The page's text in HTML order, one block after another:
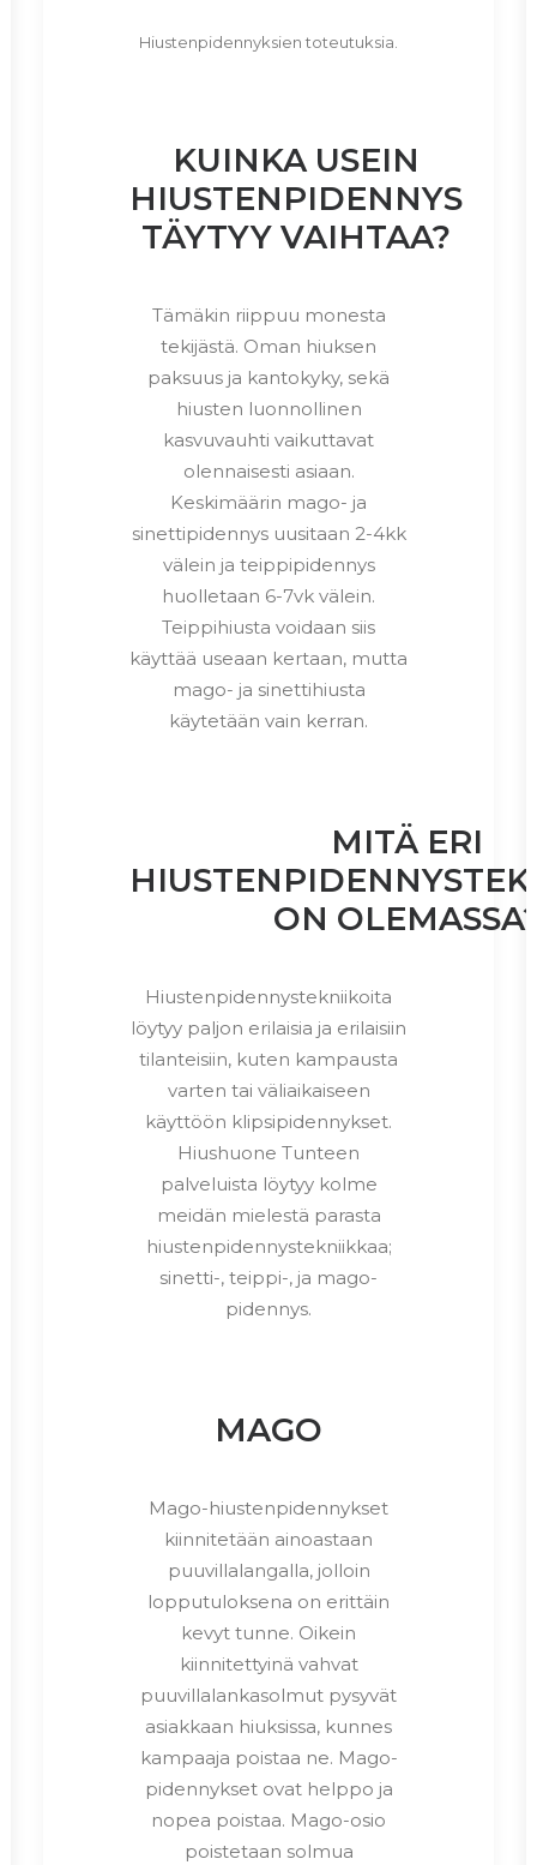
Hiustenpidennyksien toteutuksia.
KUINKA USEIN
HIUSTENPIDENNYS
TÄYTYY VAIHTAA?
Tämäkin riippuu monesta
tekijästä. Oman hiuksen
paksuus ja kantokyky, sekä
hiusten luonnollinen
kasvuvauhti vaikuttavat
olennaisesti asiaan.
Keskimäärin mago- ja
sinettipidennys uusitaan 2-4kk
välein ja teippipidennys
huolletaan 6-7vk välein.
Teippihiusta voidaan siis
käyttää useaan kertaan, mutta
mago- ja sinettihiusta
käytetään vain kerran.
MITÄ ERI
ON
Hiustenpidennystekniikoita
löytyy paljon erilaisia ja erilaisiin
tilanteisiin, kuten kampausta
varten tai väliaikaiseen
käyttöön klipsipidennykset.
Hiushuone Tunteen
palveluista löytyy kolme
meidän mielestä parasta
hiustenpidennystekniikkaa;
sinetti-, teippi-, ja mago-
pidennys.
MAGO
Mago-hiustenpidennykset
kiinnitetään ainoastaan
puuvillalangalla, jolloin
lopputuloksena on erittäin
kevyt tunne. Oikein
kiinnitettyinä vahvat
puuvillalankasolmut pysyvät
asiakkaan hiuksissa, kunnes
kampaaja poistaa ne. Mago-
pidennykset ovat helppo ja
nopea poistaa. Mago-osio
poistetaan solmua